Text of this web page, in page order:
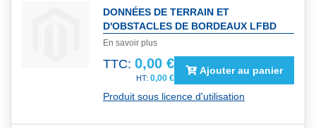
DONNÉES DE TERRAIN ET
D'OBSTACLES DE BORDEAUX LFBD
En savoir plus
TTC: 0,00 €
0,00 €
Ajouter au panier
Produit sous licence d'utilisation